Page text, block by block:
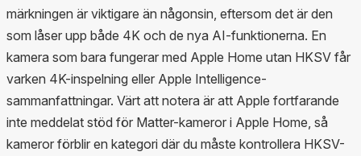
märkningen är viktigare än någonsin, eftersom det är den
som låser upp både 4K och de nya AI-funktionerna. En
kamera som bara fungerar med Apple Home utan HKSV får
varken 4K-inspelning eller Apple Intelligence-
sammanfattningar. Värt att notera är att Apple fortfarande
inte meddelat stöd för Matter-kameror i Apple Home, så
kameror förblir en kategori där du måste kontrollera HKSV-